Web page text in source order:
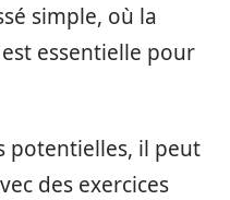
simple, où la
essentielle pour
potentielles, il peut
des exercices